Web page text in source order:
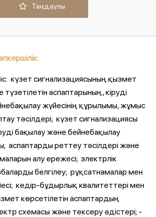
Таңдаулы
күзет сигнализациясының қызмет
түзетілетін аспаптарының, кіруді
жүйесінің құрылымы, жұмыс
тәсілдері; ­ күзет сигнализациясы
бақылау және бейнебақылау
аспаптарды реттеу тәсілдері және
алу ережесі; ­ электрлік
белгілеу; ­ рұқсатнамалар мен
кедір-бұдырлық квалитеттері мен
көрсетілетін аспаптардың
схемасы және тексеру әдістері;